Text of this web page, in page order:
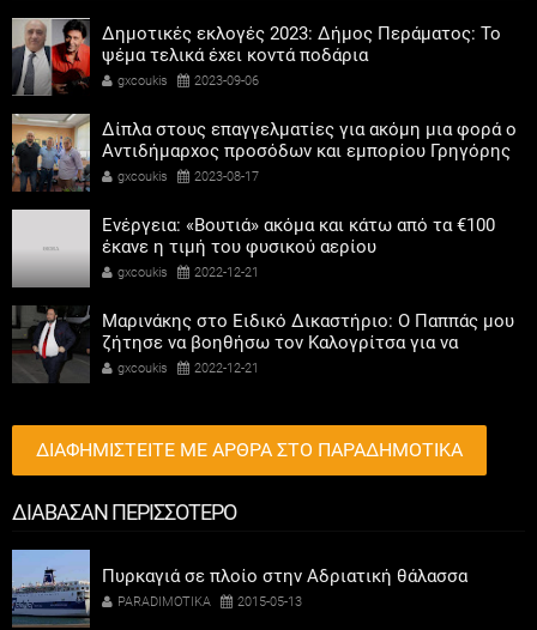
Δημοτικές εκλογές 2023: Δήμος Περάματος: Το
ψέμα τελικά έχει κοντά ποδάρια
gxcoukis 2023-09-06
Δίπλα στους επαγγελματίες για ακόμη μια φορά ο
Αντιδήμαρχος προσόδων και εμπορίου Γρηγόρης
Καψοκόλης
gxcoukis 2023-08-17
Ενέργεια: «Βουτιά» ακόμα και κάτω από τα €100
έκανε η τιμή του φυσικού αερίου
gxcoukis 2022-12-21
Μαρινάκης στο Ειδικό Δικαστήριο: Ο Παππάς μου
ζήτησε να βοηθήσω τον Καλογρίτσα για να
αποκτήσει σταθμό ο ΣΥΡΙΖΑ
gxcoukis 2022-12-21
ΔΙΑΦΗΜΙΣΤΕΙΤΕ ΜΕ ΑΡΘΡΑ ΣΤΟ ΠΑΡΑΔΗΜΟΤΙΚΑ
ΔΙΑΒΑΣΑΝ ΠΕΡΙΣΣΟΤΕΡΟ
Πυρκαγιά σε πλοίο στην Αδριατική θάλασσα
PARADIMOTIKA 2015-05-13